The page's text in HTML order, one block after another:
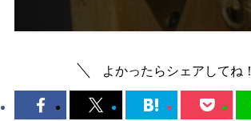
よかったらシェアしてね！